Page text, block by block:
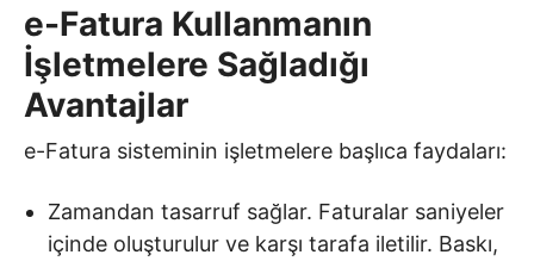
e-Fatura Kullanmanın
İşletmelere Sağladığı
Avantajlar
e-Fatura sisteminin işletmelere başlıca faydaları:
Zamandan tasarruf sağlar. Faturalar saniyeler
içinde oluşturulur ve karşı tarafa iletilir. Baskı,